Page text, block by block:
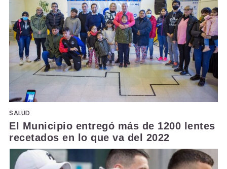
SALUD
El Municipio entregó más de 1200 lentes
recetados en lo que va del 2022